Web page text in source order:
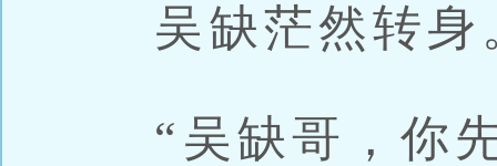
吴缺茫然转身
“吴缺哥，你